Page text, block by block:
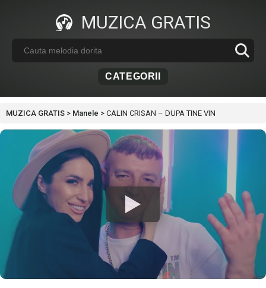
MUZICA GRATIS
CATEGORII
MUZICA GRATIS > Manele > CALIN CRISAN – DUPA TINE VIN